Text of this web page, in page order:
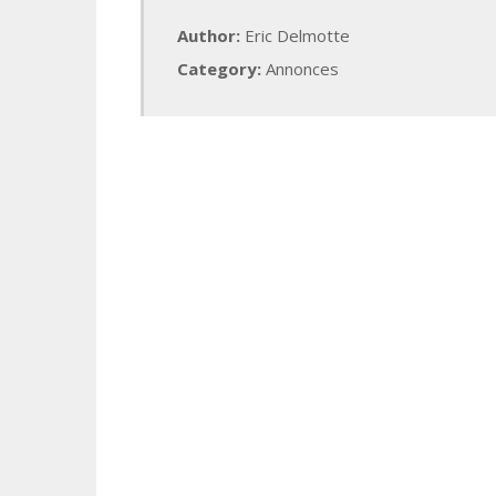
Author: Eric Delmotte
Category: Annonces